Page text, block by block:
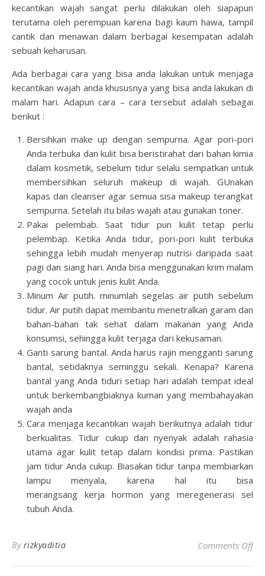
kecantikan wajah sangat perlu dilakukan oleh siapapun
terutama oleh perempuan karena bagi kaum hawa, tampil
cantik dan menawan dalam berbagai kesempatan adalah
sebuah keharusan.
Ada berbagai cara yang bisa anda lakukan untuk menjaga
kecantikan wajah anda khususnya yang bisa anda lakukan di
malam hari. Adapun cara – cara tersebut adalah sebagai
berikut :
Bersihkan make up dengan sempurna.Agar pori-pori
Anda terbuka dan kulit bisa beristirahat dari bahan kimia
dalam kosmetik, sebelum tidur selalu sempatkan untuk
membersihkan seluruh makeup di wajah. GUnakan
kapas dan cleanser agar semua sisa makeup terangkat
sempurna. Setelah itu bilas wajah atau gunakan toner.
Pakai pelembab. Saat tidur pun kulit tetap perlu
pelembap. Ketika Anda tidur, pori-pori kulit terbuka
sehingga lebih mudah menyerap nutrisi daripada saat
pagi dan siang hari. Anda bisa menggunakan krim malam
yang cocok untuk jenis kulit Anda.
Minum Air putih. minumlah segelas air putih sebelum
tidur. Air putih dapat membantu menetralkan garam dan
bahan-bahan tak sehat dalam makanan yang Anda
konsumsi, sehingga kulit terjaga dari kekusaman.
Ganti sarung bantal. Anda harus rajin mengganti sarung
bantal, setidaknya seminggu sekali. Kenapa? Karena
bantal yang Anda tiduri setiap hari adalah tempat ideal
untuk berkembangbiaknya kuman yang membahayakan
wajah anda
Cara menjaga kecantikan wajah berikutnya adalah tidur
berkualitas. Tidur cukup dan nyenyak adalah rahasia
utama agar kulit tetap dalam kondisi prima. Pastikan
jam tidur Anda cukup. Biasakan tidur tanpa membiarkan
lampu menyala, karena hal itu bisa
merangsang kerja hormon yang meregenerasi sel
tubuh Anda.
By rizkyaditia Comments Offon